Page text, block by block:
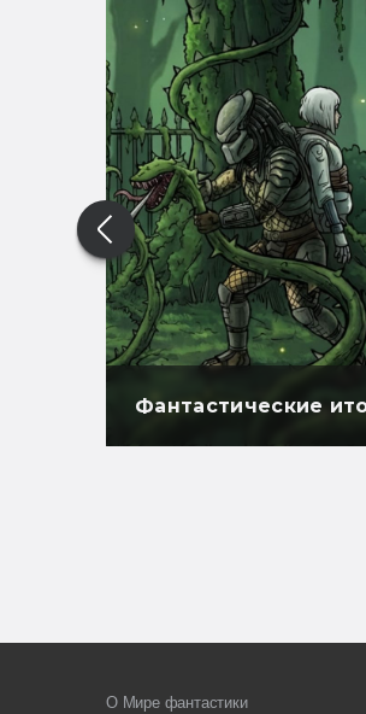
Фантастические
О Мире фантастики